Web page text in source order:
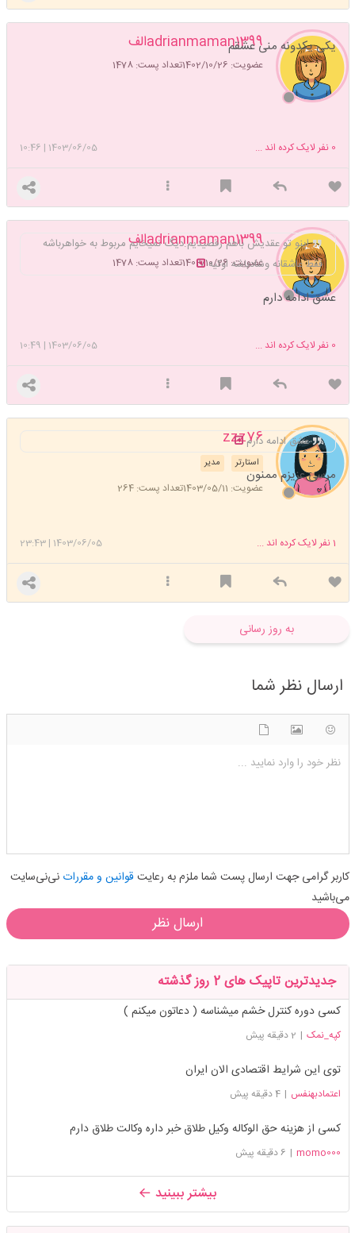
adrianmaman1399الف
عضویت: 1402/10/26 تعداد پست: 1478
یکی یکدونه منی عشقم
1403/06/05
|
10:46 0 نفر لایک کرده اند ...
adrianmaman1399الف
عضویت: 1402/10/26 تعداد پست: 1478
اینو تو عقدیش باهم رقصیدیم.دیگ نمیخایم مربوط به خواهرباشه
فقط عاشقانه وشادباشه اوکیه
عشق ادامه دارم
1403/06/05
|
10:49 0 نفر لایک کرده اند ...
zzz76
مدیر استارتر
عضویت: 1403/05/11 تعداد پست: 264
عشق ادامه دارم
مرسی عزیزم ممنون
1403/06/05
|
23:43 1نفر لایک کرده اند ...
به روز رسانی
ارسال نظر شما
نظر خود را وارد نمایید ...
کاربر گرامی جهت ارسال پست شما ملزم به رعایت قوانین و مقرراتنی‌نی‌سایت
می‌باشید
ارسال نظر
جدیدترین تاپیک های 2 روز گذشته
کسی دوره کنترل خشم میشناسه ( دعاتون میکنم )
کپه_نمک | 2 دقیقه پیش
توی این شرایط اقتصادی الان ایران
اعتمادبهنفس | 4 دقیقه پیش
کسی از هزینه حق الوکاله وکیل طلاق خبر داره وکالت طلاق دارم
momo000
| 6 دقیقه پیش
بیشتر ببینید